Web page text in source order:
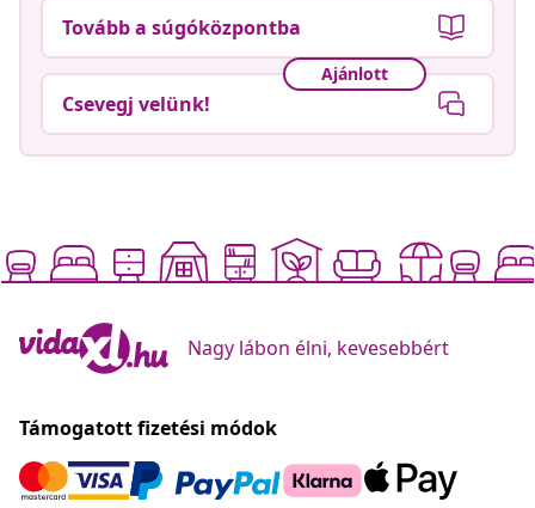
Tovább a súgóközpontba
Ajánlott
Csevegj velünk!
Nagy lábon élni, kevesebbért
Támogatott fizetési módok